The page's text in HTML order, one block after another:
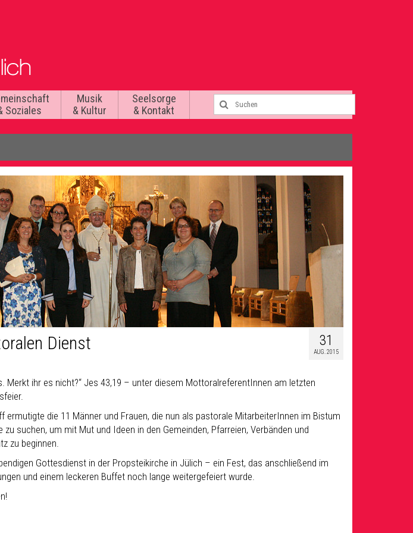
Soziales
Musik
& Kultur
Seelsorge
& Kontakt
31
AUG. 2015
Dienst
Merkt ihr es nicht?“ Jes 43,19 – unter diesem MottoralreferentInnen am letzten
ermutigte die 11 Männer und Frauen, die nun als pastorale MitarbeiterInnen im Bistum
suchen, um mit Mut und Ideen in den Gemeinden, Pfarreien, Verbänden und
zu beginnen.
Gottesdienst in der Propsteikirche in Jülich – ein Fest, das anschließend im
und einem leckeren Buffet noch lange weitergefeiert wurde.